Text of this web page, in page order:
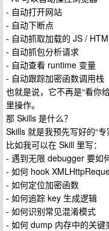
- 自动打开网站
- 自动下断点
- 自动抓取加载的 JS /
- 自动抓包分析请求
- 自动查看 runtime 变量
- 自动跟踪加密函数调用栈
也就是说，它不再是“看你
里操作。
那 Skills 是什么？
Skills 就是我预先写好的“专
比如我可以在 Skill 里写：
- 遇到无限 debugger 要如
- 如何 hook
- 如何定位加密函数
- 如何追踪 key 生成逻辑
- 如何识别常见混淆模式
- 如何 dump 内存中的关键